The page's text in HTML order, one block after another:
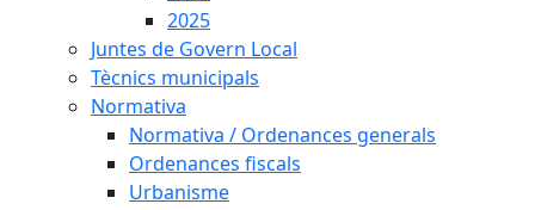
2025
Juntes de Govern Local
Tècnics municipals
Normativa
Normativa / Ordenances generals
Ordenances fiscals
Urbanisme